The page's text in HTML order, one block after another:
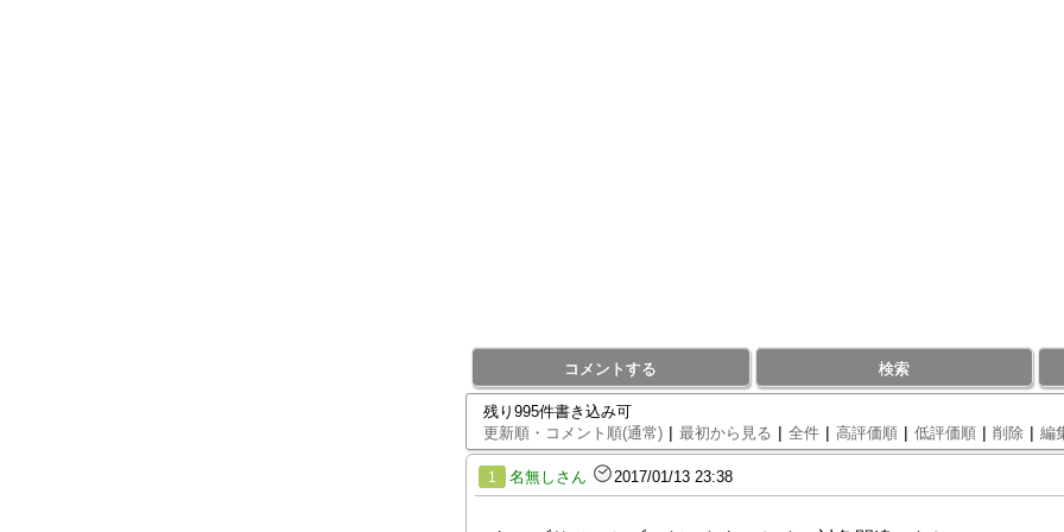
コメントする 検索
残り995件書き込み可
更新順・コメント順(通常) | 最初から見る | 全件 | 高評価順 | 低評価順 | 削除 | 編
1 名無しさん 2017/01/13 23:38